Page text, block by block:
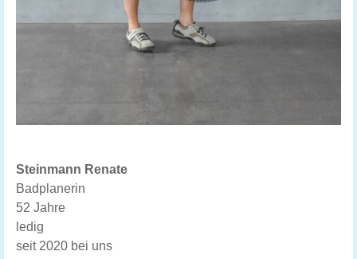
Steinmann Renate
Badplanerin
52 Jahre
ledig
seit 2020 bei uns